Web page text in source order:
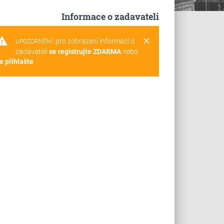
Informace o zadavateli
clear
UPOZORNĚNÍ: pro zobrazení informací o
zadavateli se registrujte ZDARMAnebo
přihlašte.